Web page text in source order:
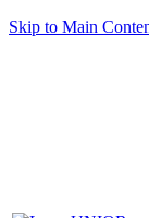
Skip to Main